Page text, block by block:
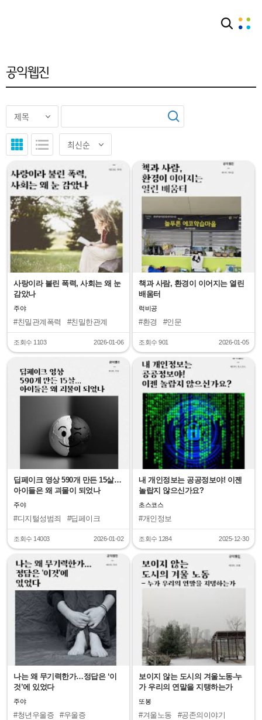
공익웹진
"
사랑이라 불린 폭력, 사회는 왜 눈
감았나
주야
#친밀관계폭력 #친밀한관계
조회수 1103 2026-01-06
"
책과 사람, 환경이 이어지는 열린
배움터
럭비공
#환경 #인문
조회수 901 2026-01-05
"
딥페이크 영상 590개 만든 15살…
아이들은 왜 괴물이 되었나
주야
#디지털성범죄 #딥페이크
조회수 14003 2026-01-02
"
내 개인정보는 공공정보야! 이젠
놀랍지 않으신가요?
초스코스
#개인정보
조회수 1284 2025-12-30
"
나는 왜 무기력한가…정답은 ‘이
것’에 있었다
주야
#청년우울증 #우울증
"
보이지 않는 도시의 겨울노동-누
가 우리의 연말을 지탱하는가
또봉
#겨울노동 #공존의이야기